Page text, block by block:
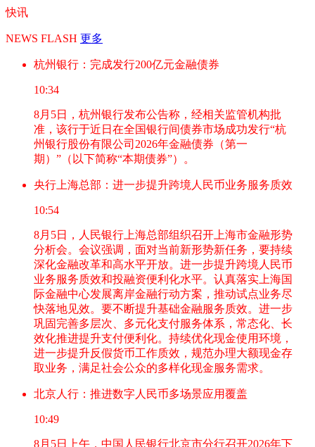
快讯
NEWS FLASH 更多
杭州银行：完成发行200亿元金融债券
10:34
8月5日，杭州银行发布公告称，经相关监管机构批
准，该行于近日在全国银行间债券市场成功发行“杭
州银行股份有限公司2026年金融债券（第一
期）”（以下简称“本期债券”）。
央行上海总部：进一步提升跨境人民币业务服务质效
10:54
8月5日，人民银行上海总部组织召开上海市金融形势
分析会。会议强调，面对当前新形势新任务，要持续
深化金融改革和高水平开放。进一步提升跨境人民币
业务服务质效和投融资便利化水平。认真落实上海国
际金融中心发展离岸金融行动方案，推动试点业务尽
快落地见效。要不断提升基础金融服务质效。进一步
巩固完善多层次、多元化支付服务体系，常态化、长
效化推进提升支付便利化。持续优化现金使用环境，
进一步提升反假货币工作质效，规范办理大额现金存
取业务，满足社会公众的多样化现金服务需求。
北京人行：推进数字人民币多场景应用覆盖
10:49
8月5日上午，中国人民银行北京市分行召开2026年下